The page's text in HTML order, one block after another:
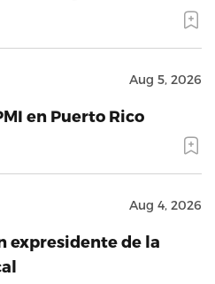
Aug 5, 2026
en Puerto Rico
Aug 4, 2026
expresidente de la